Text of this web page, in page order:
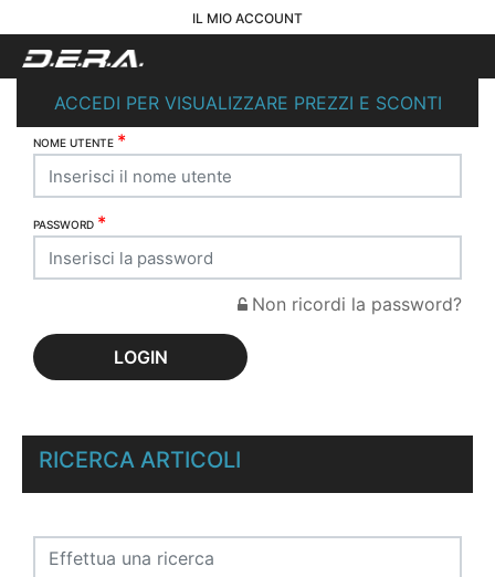
IL MIO ACCOUNT
ACCEDI PER VISUALIZZARE PREZZI E SCONTI
NOME UTENTE *
PASSWORD *
Non ricordi la password?
RICERCA ARTICOLI